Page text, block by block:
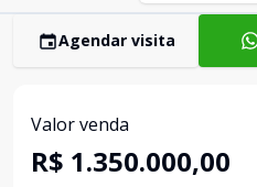
Agendar visita
Valor venda
R$ 1.350.000,00